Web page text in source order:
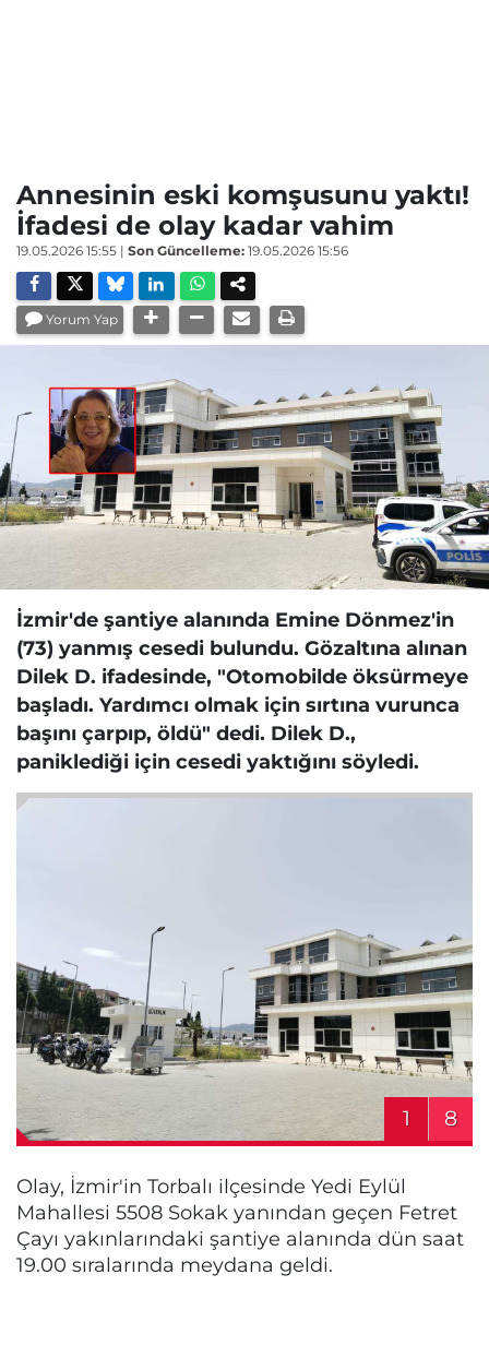
Annesinin eski komşusunu yaktı!
İfadesi de olay kadar vahim
19.05.2026 15:55 | Son Güncelleme: 19.05.2026 15:56
Yorum Yap
İzmir'de şantiye alanında Emine Dönmez'in
(73) yanmış cesedi bulundu. Gözaltına alınan
Dilek D. ifadesinde, "Otomobilde öksürmeye
başladı. Yardımcı olmak için sırtına vurunca
başını çarpıp, öldü" dedi. Dilek D.,
paniklediği için cesedi yaktığını söyledi.
1 8
Olay, İzmir'in Torbalı ilçesinde Yedi Eylül
Mahallesi 5508 Sokak yanından geçen Fetret
Çayı yakınlarındaki şantiye alanında dün saat
19.00 sıralarında meydana geldi.